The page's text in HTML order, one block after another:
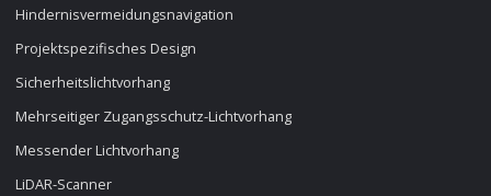
Hindernisvermeidungsnavigation
Projektspezifisches Design
Sicherheitslichtvorhang
Mehrseitiger Zugangsschutz-Lichtvorhang
Messender Lichtvorhang
LiDAR-Scanner